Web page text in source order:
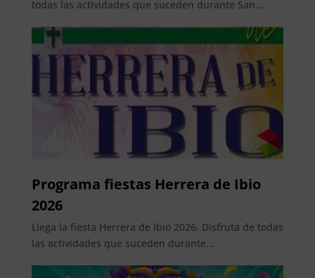
todas las actividades que suceden durante San...
Programa fiestas Herrera de Ibio
2026
Llega la fiesta Herrera de Ibio 2026. Disfruta de todas
las actividades que suceden durante...